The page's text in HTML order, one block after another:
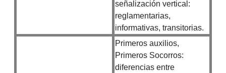
señalización vertical:
reglamentarias,
informativas, transitorias.
Primeros auxilios,
Primeros Socorros:
diferencias entre